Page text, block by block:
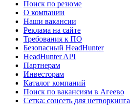
Поиск по резюме
О компании
Наши вакансии
Реклама на сайте
Требования к ПО
Безопасный HeadHunter
HeadHunter API
Партнерам
Инвесторам
Каталог компаний
Поиск по вакансиям в Агеево
Сетка: соцсеть для нетворкинга